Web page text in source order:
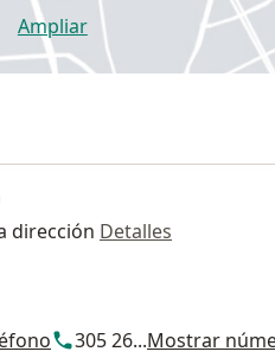
Ampliarse abre en una nueva
dirección Detalles
305 26...Mostrar